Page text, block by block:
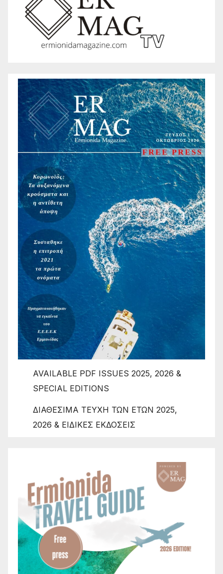
AVAILABLE PDF ISSUES 2025, 2026 &
SPECIAL EDITIONS
ΔΙΑΘΕΣΙΜΑ ΤΕΥΧΗ ΤΩΝ ΕΤΩΝ 2025,
2026 & ΕΙΔΙΚΕΣ ΕΚΔΟΣΕΙΣ